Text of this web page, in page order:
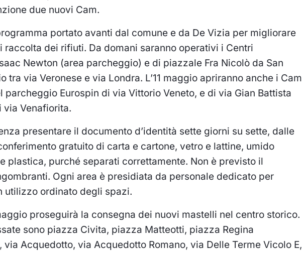
due nuovi Cam.
portato avanti dal comune e da De Vizia per migliorare
dei rifiuti. Da domani saranno operativi i Centri
Newton (area parcheggio) e di piazzale Fra Nicolò da San
tra via Veronese e via Londra. L’11 maggio apriranno anche i Cam
parcheggio Eurospin di via Vittorio Veneto, e di via Gian Battista
Venafiorita.
presentare il documento d’identità sette giorni su sette, dalle
gratuito di carta e cartone, vetro e lattine, umido
plastica, purché separati correttamente. Non è previsto il
Ogni area è presidiata da personale dedicato per
utilizzo ordinato degli spazi.
proseguirà la consegna dei nuovi mastelli nel centro storico.
sono piazza Civita, piazza Matteotti, piazza Regina
Acquedotto, via Acquedotto Romano, via Delle Terme Vicolo E,